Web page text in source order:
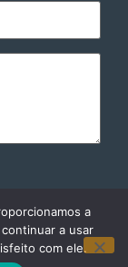
a
a usar
com ele.